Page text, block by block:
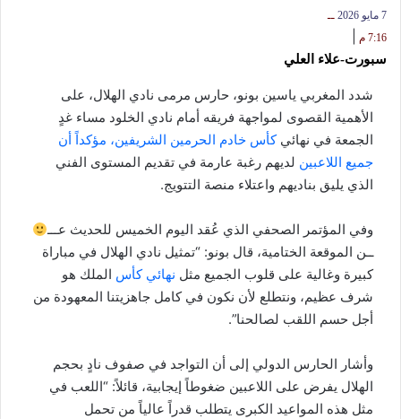
7 مايو 2026
ــ
7:16 م
سبورت-علاء العلي
شدد المغربي ياسين بونو، حارس مرمى نادي الهلال، على
الأهمية القصوى لمواجهة فريقه أمام نادي الخلود مساء غدٍ
الجمعة في نهائيكأس خادم الحرمين الشريفين، مؤكداً أن
جميع اللاعبين لديهم رغبة عارمة في تقديم المستوى الفني
الذي يليق بناديهم واعتلاء منصة التتويج.
وفي المؤتمر الصحفي الذي عُقد اليوم الخميس للحديث عـــ
ــن الموقعة الختامية، قال بونو: “تمثيل نادي الهلال في مباراة
كبيرة وغالية على قلوب الجميع مثل نهائي كأس الملك هو
شرف عظيم، ونتطلع لأن نكون في كامل جاهزيتنا المعهودة من
أجل حسم اللقب لصالحنا”.
وأشار الحارس الدولي إلى أن التواجد في صفوف نادٍ بحجم
الهلال يفرض على اللاعبين ضغوطاً إيجابية، قائلاً: “اللعب في
مثل هذه المواعيد الكبرى يتطلب قدراً عالياً من تحمل